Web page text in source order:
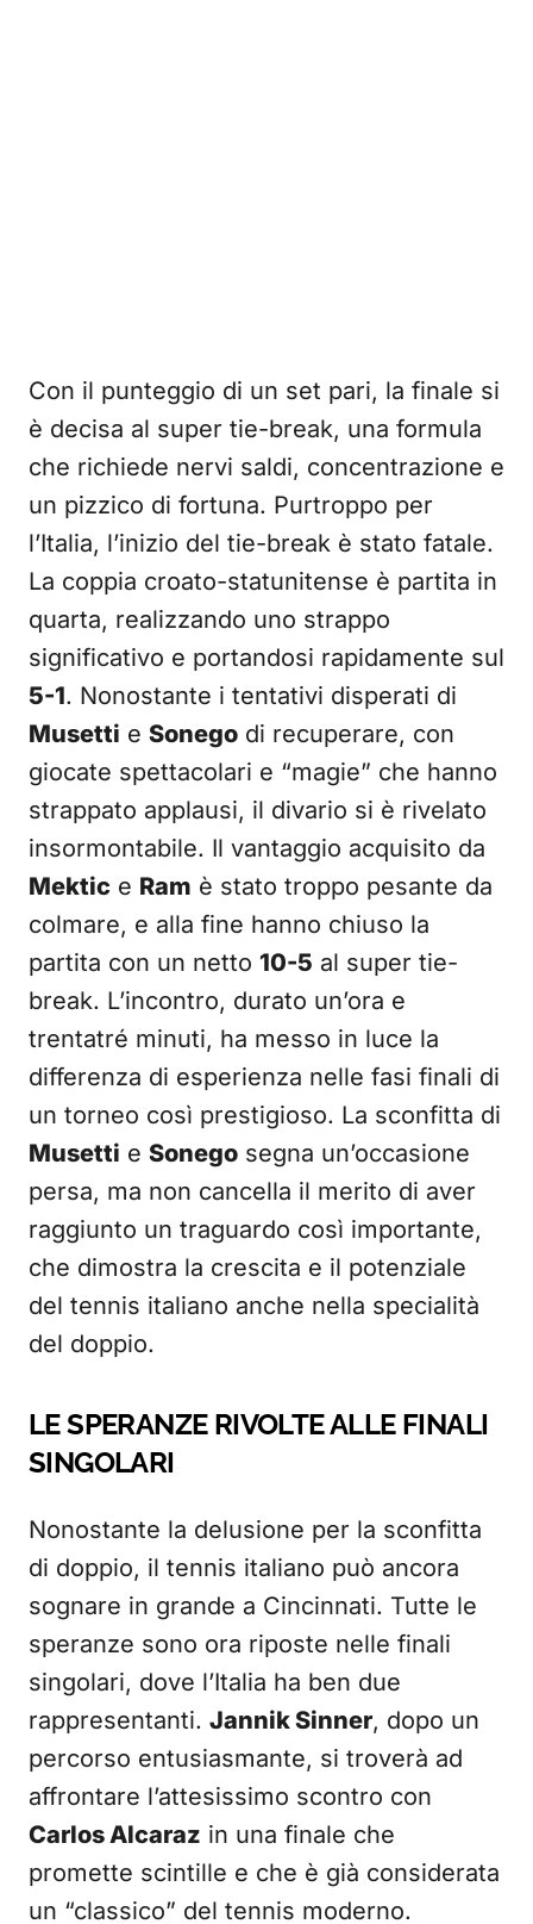
Con il punteggio di un set pari, la finale si
è decisa al super tie-break, una formula
che richiede nervi saldi, concentrazione e
un pizzico di fortuna. Purtroppo per
l’Italia, l’inizio del tie-break è stato fatale.
La coppia croato-statunitense è partita in
quarta, realizzando uno strappo
significativo e portandosi rapidamente sul
5-1. Nonostante i tentativi disperati di
Musetti e Sonego di recuperare, con
giocate spettacolari e “magie” che hanno
strappato applausi, il divario si è rivelato
insormontabile. Il vantaggio acquisito da
Mektic e Ram è stato troppo pesante da
colmare, e alla fine hanno chiuso la
partita con un netto 10-5 al super tie-
break. L’incontro, durato un’ora e
trentatré minuti, ha messo in luce la
differenza di esperienza nelle fasi finali di
un torneo così prestigioso. La sconfitta di
Musetti e Sonego segna un’occasione
persa, ma non cancella il merito di aver
raggiunto un traguardo così importante,
che dimostra la crescita e il potenziale
del tennis italiano anche nella specialità
del doppio.
LE SPERANZE RIVOLTE ALLE FINALI
SINGOLARI
Nonostante la delusione per la sconfitta
di doppio, il tennis italiano può ancora
sognare in grande a Cincinnati. Tutte le
speranze sono ora riposte nelle finali
singolari, dove l’Italia ha ben due
rappresentanti. Jannik Sinner, dopo un
percorso entusiasmante, si troverà ad
affrontare l’attesissimo scontro con
Carlos Alcaraz in una finale che
promette scintille e che è già considerata
un “classico” del tennis moderno.